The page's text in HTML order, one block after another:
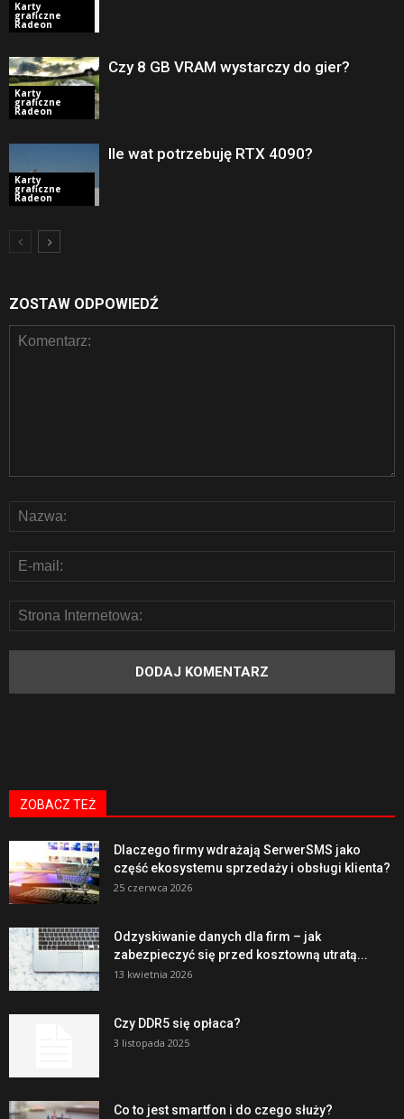
Karty
graficzne
Radeon
Karty
graficzne
Radeon
Czy 8 GB VRAM wystarczy do gier?
Karty
graficzne
Radeon
Ile wat potrzebuję RTX 4090?
ZOSTAW ODPOWIEDŹ
ZOBACZ TEŻ
Dlaczego firmy wdrażają SerwerSMS jako
część ekosystemu sprzedaży i obsługi klienta?
25 czerwca 2026
Odzyskiwanie danych dla firm – jak
zabezpieczyć się przed kosztowną utratą...
13 kwietnia 2026
Czy DDR5 się opłaca?
3 listopada 2025
Co to jest smartfon i do czego służy?